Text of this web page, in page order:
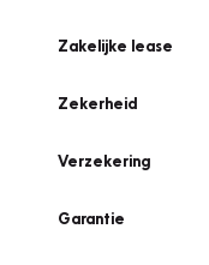
Zakelijke lease
Zekerheid
Verzekering
Garantie